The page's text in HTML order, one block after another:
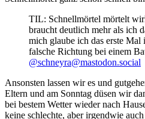
TIL: Schnellmörtel mörtelt
braucht deutlich mehr als ich
mich glaube ich das erste
falsche Richtung bei einem
@schneyra@mastodon.social
Ansonsten lassen wir es und
Eltern und am Sonntag düsen wir
bei bestem Wetter wieder nach
keine schlechte, aber irgendwie